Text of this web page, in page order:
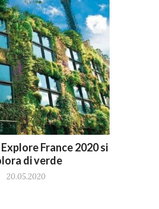
France 2020 si
di verde
20.05.2020